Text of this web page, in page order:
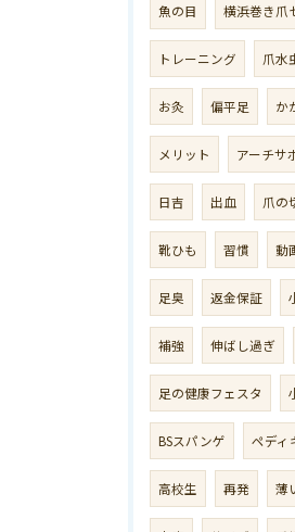
魚の目 横浜巻き爪
トレーニング 爪水
お灸 偏平足 か
メリット アーチサ
日吉 出血 爪の
靴ひも 習慣 動
足臭 返金保証
補強 伸ばし過ぎ
足の健康フェスタ
BSスパンゲ ペディ
高校生 再発 薄